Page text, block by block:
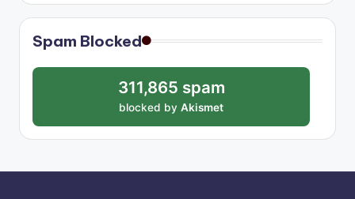
Spam Blocked
311,865 spam
blocked by Akismet